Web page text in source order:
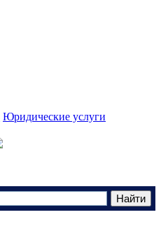
Юридические услуги